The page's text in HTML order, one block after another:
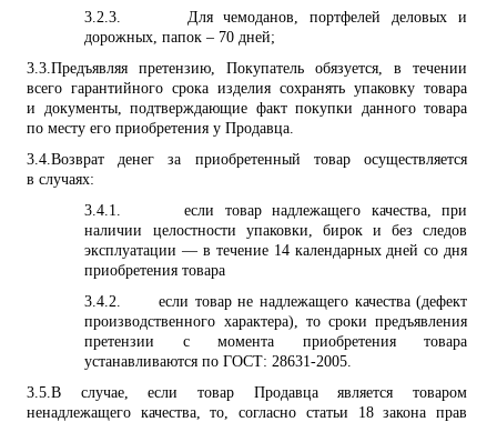
3.2.3.
Для чемоданов, портфелей деловых и
дорожных, папок – 70 дней;
3.3. Предъявляя претензию, Покупатель обязуется, в течении
всего гарантийного срока изделия сохранять упаковку товара
и документы, подтверждающие факт покупки данного товара
по месту его приобретения у Продавца.
3.4. Возврат денег за приобретенный товар осуществляется
в случаях:
3.4.1.
если товар надлежащего качества, при
наличии целостности упаковки, бирок и без следов
эксплуатации — в течение 14 календарных дней со дня
приобретения товара
3.4.2.
если товар не надлежащего качества (дефект
производственного характера), то сроки предъявления
претензии с момента приобретения товара
устанавливаются по ГОСТ: 28631-2005.
3.5. В случае, если товар Продавца является товаром
ненадлежащего качества, то, согласно статьи 18 закона прав